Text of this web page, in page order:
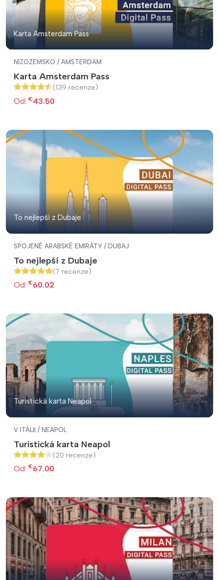
Karta Amsterdam Pass
NIZOZEMSKO / AMSTERDAM
Karta Amsterdam Pass
(139 recenze)
Od: €43.50
To nejlepší z Dubaje
SPOJENÉ ARABSKÉ EMIRÁTY / DUBAJ
To nejlepší z Dubaje
(7 recenze)
Od: €60.02
Turistická karta Neapol
V ITÁLII / NEAPOL
Turistická karta Neapol
(20 recenze)
Od: €67.00